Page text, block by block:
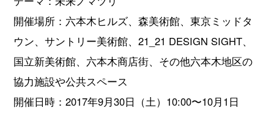
開催場所：六本木ヒルズ、森美術館、東京ミッドタ
ウン、サントリー美術館、21_21 DESIGN SIGHT、
国立新美術館、六本木商店街、その他六本木地区の
協力施設や公共スペース
開催日時：2017年9月30日（土）10:00〜10月1日